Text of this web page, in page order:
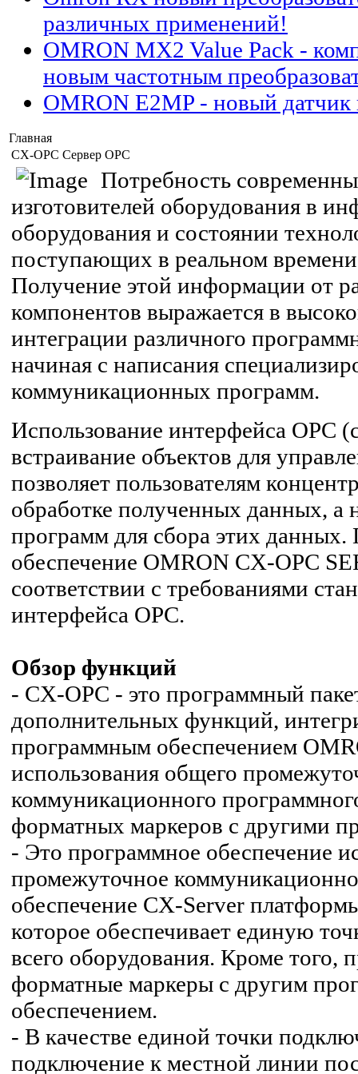
различных применений!
OMRON MX2 Value Pack -
новым частотным
OMRON E2MP - новый
Главная
CX-OPC Сервер OPC
Потребность
изготовителей оборудования в
оборудования и состоянии
поступающих в реальном
Получение этой информации от
компонентов выражается в
интеграции различного
начиная с написания
коммуникационных программ.
Использование интерфейса OPC
встраивание объектов для
позволяет пользователям
обработке полученных данных, а
программ для сбора этих
обеспечение OMRON CX-OPC
соответствии с требованиями
интерфейса OPC.
Обзор функций
- CX-OPC - это программный
дополнительных функций,
программным обеспечением
использования общего
коммуникационного
форматных маркеров с другими
- Это программное обеспечение
промежуточное
обеспечение CX-Server
которое обеспечивает единую
всего оборудования. Кроме того,
форматные маркеры с другим
обеспечением.
- В качестве единой точки
подключение к местной линии